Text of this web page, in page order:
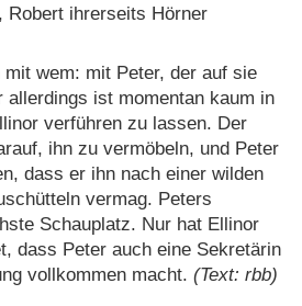
Robert ihrerseits Hörner
wem: mit Peter, der auf sie
allerdings ist momentan kaum in
verführen zu lassen. Der
ihn zu vermöbeln, und Peter
dass er ihn nach einer wilden
vermag. Peters
Schauplatz. Nur hat Ellinor
dass Peter auch eine Sekretärin
vollkommen macht. (Text: rbb)